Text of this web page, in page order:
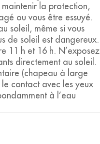
maintenir la protection,
ou vous être essuyé.
soleil, même si vous
de soleil est dangereux.
11 h et 16 h. N’exposez
directement au soleil.
(chapeau à large
le contact avec les yeux
à l’eau